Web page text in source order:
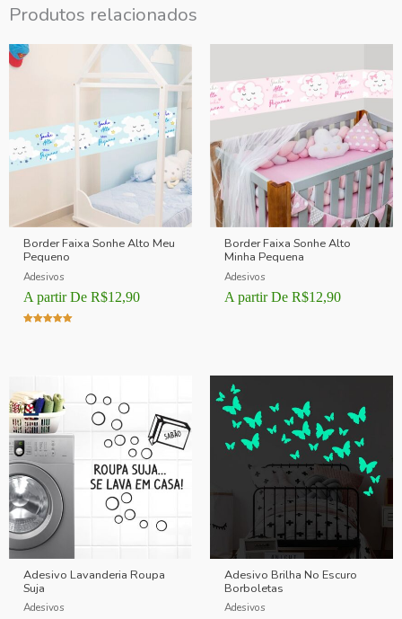
Produtos relacionados
Border Faixa Sonhe Alto Meu
Pequeno
Adesivos
A partir De R$12,90
Border Faixa Sonhe Alto
Minha Pequena
Adesivos
A partir De R$12,90
Adesivo Lavanderia Roupa
Suja
Adesivos
Adesivo Brilha No Escuro
Borboletas
Adesivos